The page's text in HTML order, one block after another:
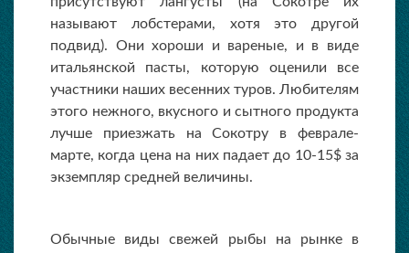
называют лобстерами, хотя это другой
подвид). Они хороши и вареные, и в виде
итальянской пасты, которую оценили все
участники наших весенних туров. Любителям
этого нежного, вкусного и сытного продукта
лучше приезжать на Сокотру в феврале-
марте, когда цена на них падает до 10-15$ за
экземпляр средней величины.
Обычные виды свежей рыбы на рынке в